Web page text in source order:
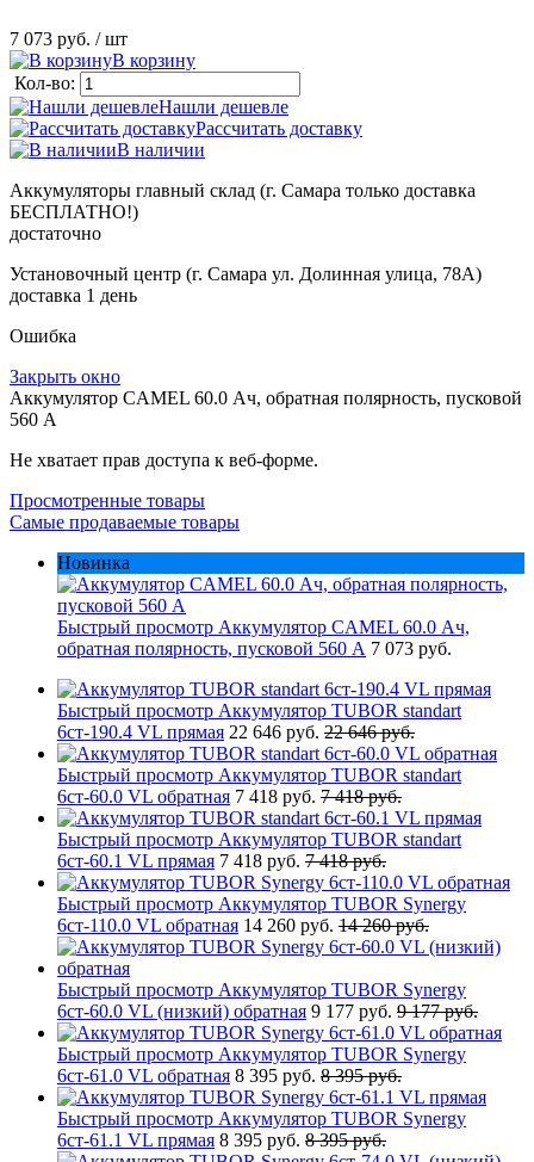
7 073 руб. / шт
В корзину
Кол-во:
Нашли дешевле
Рассчитать доставку
В наличии
Аккумуляторы главный склад (г. Самара только доставка
БЕСПЛАТНО!)
достаточно
Установочный центр (г. Самара ул. Долинная улица, 78А)
доставка 1 день
Ошибка
Закрыть окно
Аккумулятор CAMEL 60.0 Ач, обратная полярность, пусковой
560 А
Не хватает прав доступа к веб-форме.
Просмотренные товары
Самые продаваемые товары
Новинка
Быстрый просмотр Аккумулятор CAMEL 60.0 Ач,
обратная полярность, пусковой 560 А 7 073 руб.
Быстрый просмотр Аккумулятор TUBOR standart
6ст-190.4 VL прямая 22 646 руб. 22 646 руб.
Быстрый просмотр Аккумулятор TUBOR standart
6ст-60.0 VL обратная 7 418 руб. 7 418 руб.
Быстрый просмотр Аккумулятор TUBOR standart
6ст-60.1 VL прямая 7 418 руб. 7 418 руб.
Быстрый просмотр Аккумулятор TUBOR Synergy
6ст-110.0 VL обратная 14 260 руб. 14 260 руб.
Быстрый просмотр Аккумулятор TUBOR Synergy
6ст-60.0 VL (низкий) обратная 9 177 руб. 9 177 руб.
Быстрый просмотр Аккумулятор TUBOR Synergy
6ст-61.0 VL обратная 8 395 руб. 8 395 руб.
Быстрый просмотр Аккумулятор TUBOR Synergy
6ст-61.1 VL прямая 8 395 руб. 8 395 руб.